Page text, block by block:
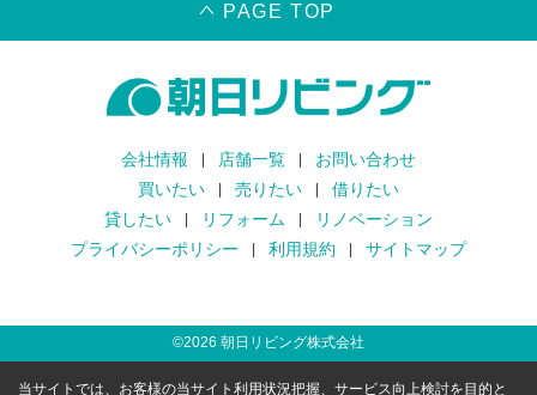
PAGE TOP
会社情報 店舗一覧
お問い合わせ
買いたい
売りたい
借りたい
貸したい
リフォーム
リノベーション
プライバシーポリシー
利用規約 サイトマップ
©2026 朝日リビング株式会社
当サイトでは、お客様の当サイト利用状況把握、サービス向上検討を目的と